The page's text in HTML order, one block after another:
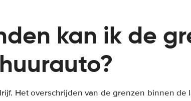
kan ik de
Het overschrijden van de grenzen binnen de